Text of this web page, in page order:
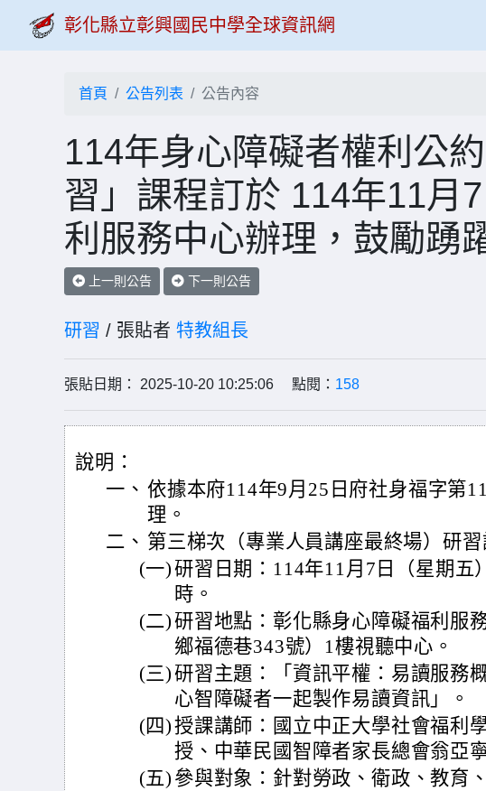
彰化縣立彰興國民中學全球資訊網
首頁 公告列表 公告內容
114年身心障礙者權利公
習」課程訂於 114年11月
利服務中心辦理，鼓勵踴
上一則公告 下一則公告
研習 / 張貼者 特教組長
張貼日期： 2025-10-20 10:25:06 點閱： 158
說明：
一、 依據本府114年9月25日府社身福字第
理。
二、 第三梯次（專業人員講座最終場）研習
(一)研習日期：114年11月7日（星期五
時。
(二)研習地點：彰化縣身心障礙福利服
鄉福德巷343號）1樓視聽中心。
(三)研習主題：「資訊平權：易讀服務
心智障礙者一起製作易讀資訊」。
(四)授課講師：國立中正大學社會福利
授、中華民國智障者家長總會翁亞
(五) 參與對象：針對勞政、衛政、教育